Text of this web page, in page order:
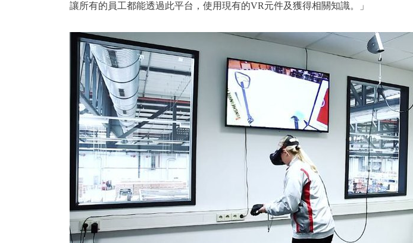
讓所有的員工都能透過此平台，使用現有的VR元件及獲得相關知識。」